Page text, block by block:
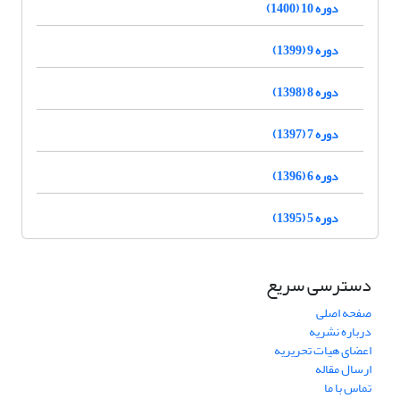
دوره 10 (1400)
دوره 9 (1399)
دوره 8 (1398)
دوره 7 (1397)
دوره 6 (1396)
دوره 5 (1395)
دسترسی سریع
صفحه اصلی
درباره نشریه
اعضای هیات تحریریه
ارسال مقاله
تماس با ما